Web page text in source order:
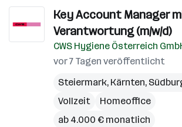
Key Account Manager
Verantwortung (m/w/d)
CWS Hygiene Österreich
vor 7 Tagen veröffentlicht
Steiermark, Kärnten,
Vollzeit
Homeoffice
ab 4.000 € monatlich